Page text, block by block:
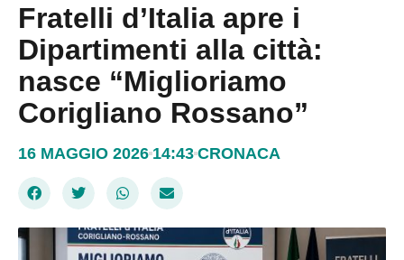
Fratelli d’Italia apre i
Dipartimenti alla città:
nasce “Miglioriamo
Corigliano Rossano”
16 MAGGIO 2026 14:43 CRONACA